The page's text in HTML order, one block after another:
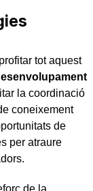
tot aquest
la coordinació
coneixement
de
per atraure
de la